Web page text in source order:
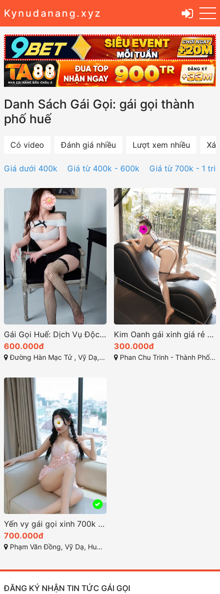
Kynudanang.xyz
Danh Sách Gái Gọi: gái gọi thành
phố huế
Có video Đánh giá nhiều Lượt xem nhiều
Giá dưới 400k Giá từ 400k - 600k Giá từ 700k - 1
Gái Gọi Huế: Dịch Vụ Độc Đáo 2025
600.000đ
Đường Hàn Mạc Tử , Vỹ Dạ, TP Huế
Kim Oanh gái xinh giá rẻ 300k gọi cho em đang ở phạm văn đồng tp huế
300.000đ
Phan Chu Trinh - Thành Phố Huế
Yến vy gái gọi xinh 700k hàng vip đáng thưởng thức tại huế
700.000đ
Phạm Văn Đồng, Vỹ Dạ, Huế, Thừa Thiên Huế
ĐĂNG KÝ NHẬN TIN TỨC GÁI GỌI